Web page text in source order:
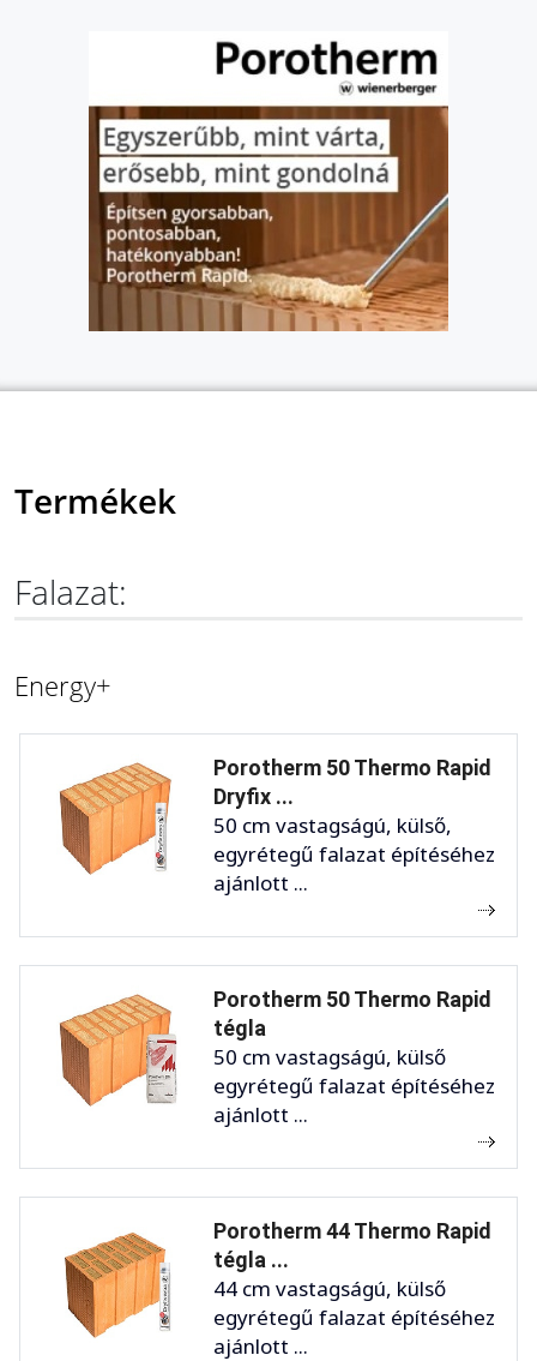
Termékek
Falazat:
Energy+
Porotherm 50 Thermo Rapid
Dryfix ...
50 cm vastagságú, külső,
egyrétegű falazat építéséhez
ajánlott ...
Porotherm 50 Thermo Rapid
tégla
50 cm vastagságú, külső
egyrétegű falazat építéséhez
ajánlott ...
Porotherm 44 Thermo Rapid
tégla ...
44 cm vastagságú, külső
egyrétegű falazat építéséhez
ajánlott ...